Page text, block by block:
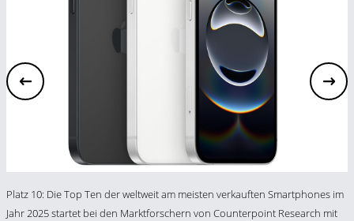
Platz 10: Die Top Ten der weltweit am meisten verkauften Smartphones im
Jahr 2025 startet bei den Marktforschern von Counterpoint Research mit